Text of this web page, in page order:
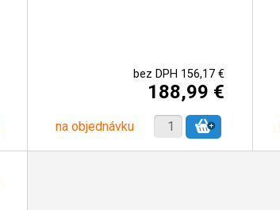
bez DPH 156,17 €
188,99 €
na objednávku